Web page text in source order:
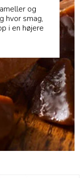
og
hvor smag,
i en højere